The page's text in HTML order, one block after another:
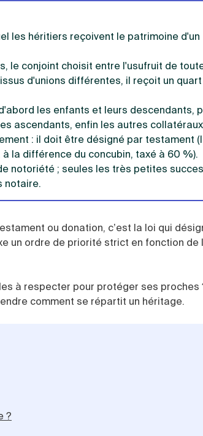
les héritiers reçoivent le patrimoine
le conjoint choisit entre l'usufruit de
d'unions différentes, il reçoit un
les enfants et leurs descendants,
ascendants, enfin les autres
: il doit être désigné par testament
la différence du concubin, taxé à 60 %).
notoriété ; seules les très petites
notaire.
ou donation, c’est la loi qui
un ordre de priorité strict en fonction de
à respecter pour protéger ses proches
comment se répartit un héritage.
?